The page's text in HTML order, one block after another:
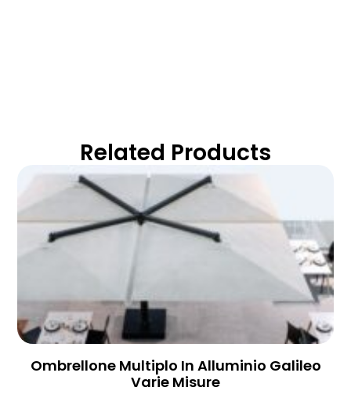
Related Products
Ombrellone Multiplo In Alluminio Galileo
Varie Misure